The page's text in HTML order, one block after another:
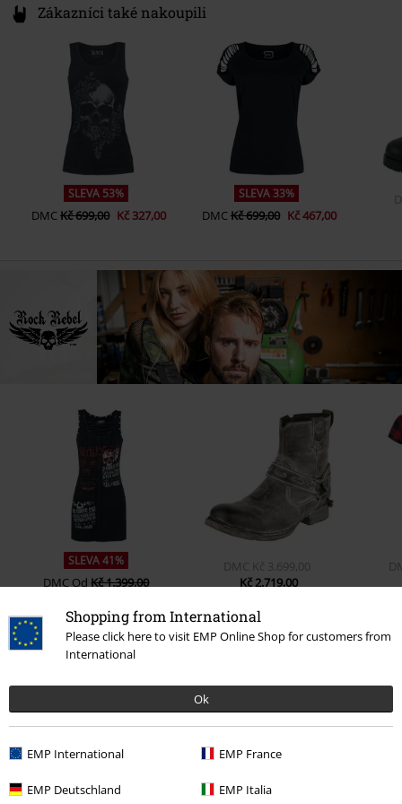
Shopping from International
Please click here to visit EMP Online Shop for customers from
International
Ok
EMP International EMP France
EMP Deutschland EMP Italia
Zákazníci také nakoupili
SLEVA 53%
DMCKč 699,00 Kč 327,00
SLEVA 33%
DMCKč 699,00 Kč 467,00
SLEVA 41%
DMC OdKč 1.399,00
DMC Kč 3.699,00
Kč 2.719,00
Podělte se o váš názor "Džíny Skarlett s potisky a